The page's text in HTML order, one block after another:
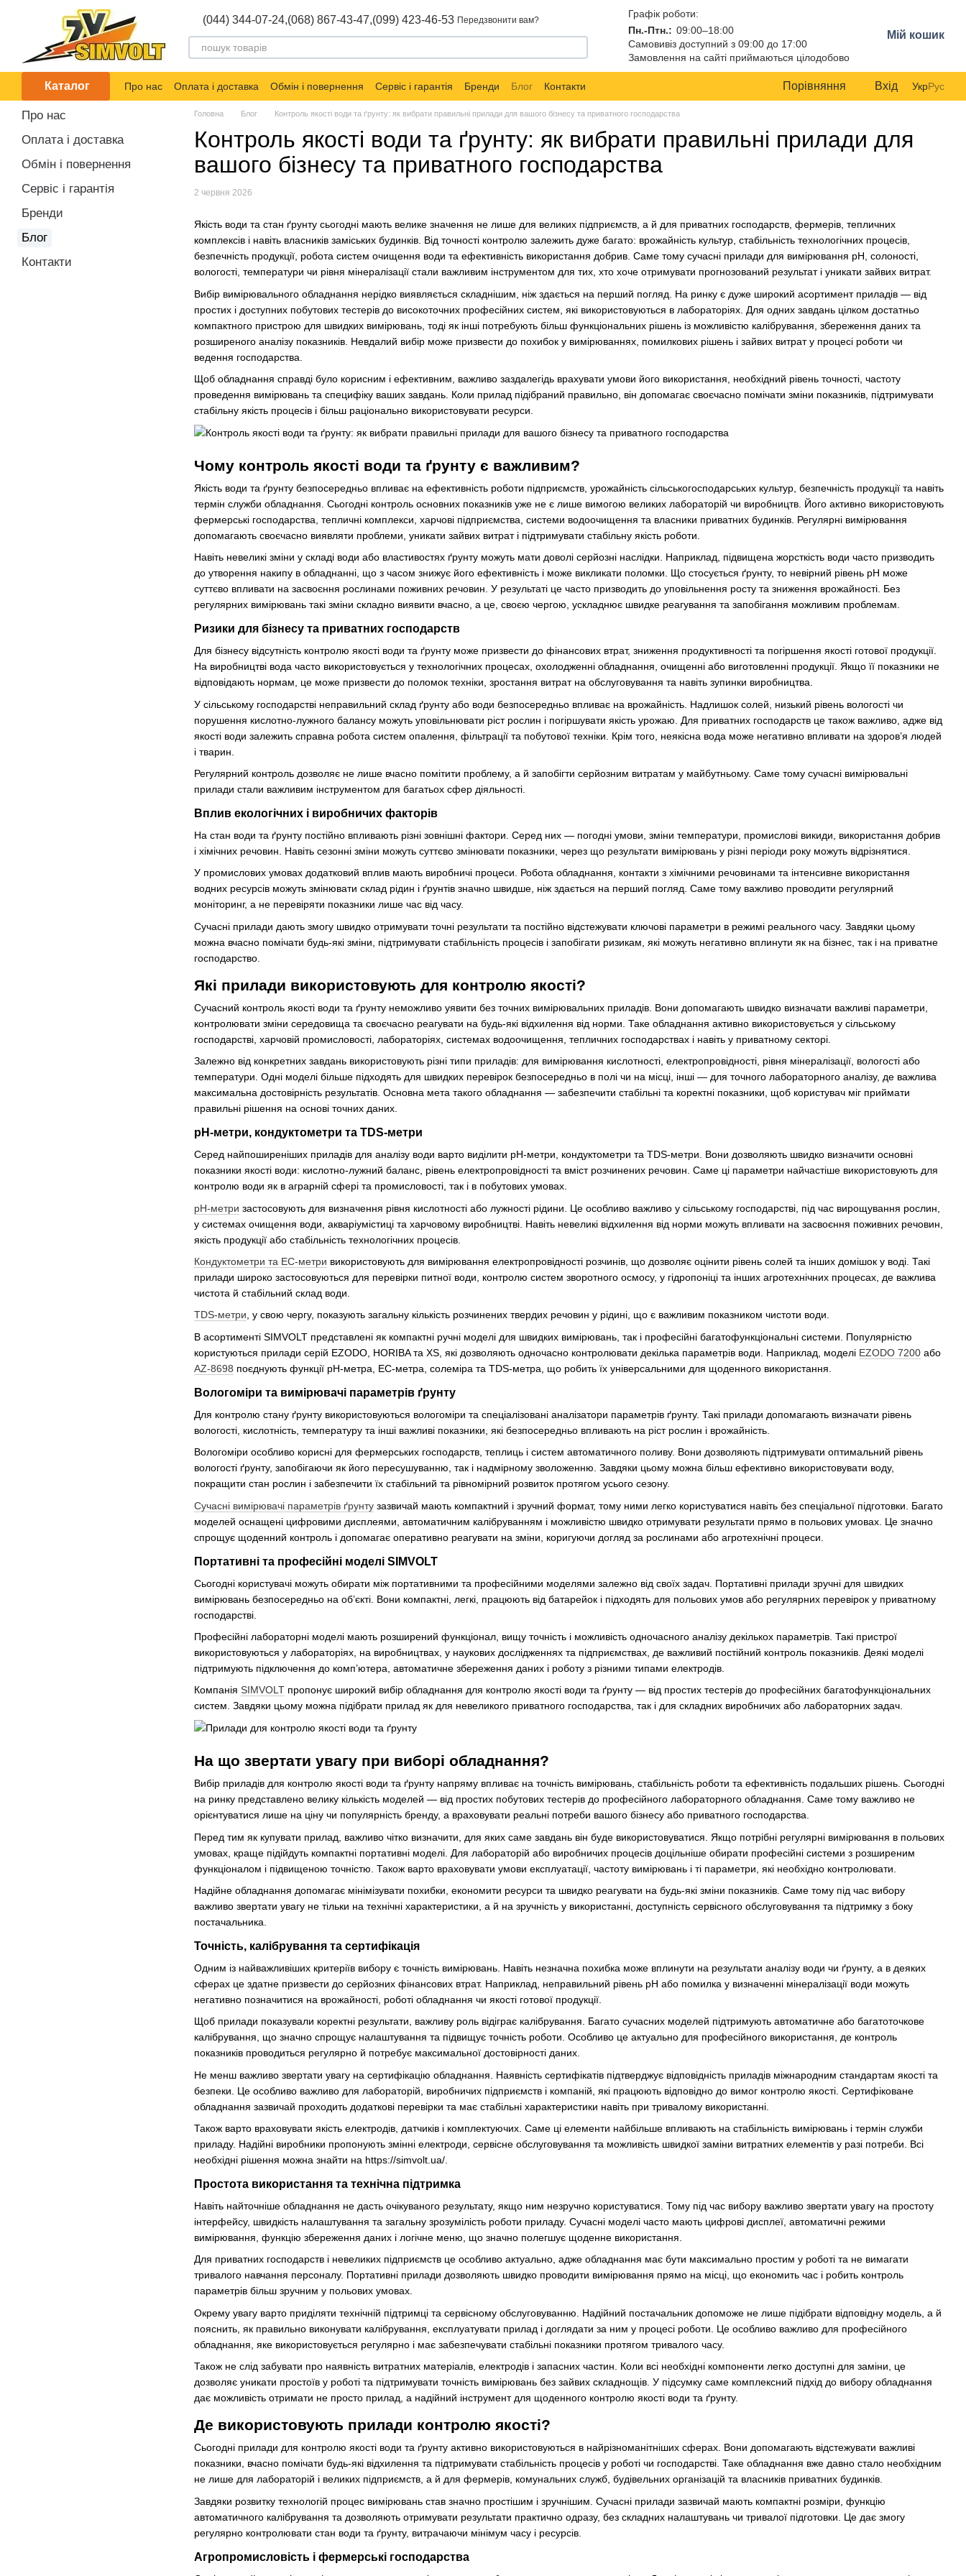
Перейти до основного контенту
(044) 344-07-24,(068) 867-43-47,(099) 423-46-53 Передзвонити вам?
Графік роботи:
Пн.-Птн.: 09:00–18:00
Самовивіз доступний з 09:00 до 17:00
Замовлення на сайті приймаються цілодобово
Мій кошик
Каталог Про нас Оплата і доставка Обмін і повернення Сервіс і гарантія Бренди Блог Контакти Порівняння Вхід УкрРус
Головна Блог Контроль якості води та ґрунту: як вибрати правильні прилади для вашого бізнесу та приватного господарства
Контроль якості води та ґрунту: як вибрати правильні прилади для
вашого бізнесу та приватного господарства
2 червня 2026
Якість води та стан ґрунту сьогодні мають велике значення не лише для великих підприємств, а й для приватних господарств, фермерів, тепличних
комплексів і навіть власників заміських будинків. Від точності контролю залежить дуже багато: врожайність культур, стабільність технологічних процесів,
безпечність продукції, робота систем очищення води та ефективність використання добрив. Саме тому сучасні прилади для вимірювання pH, солоності,
вологості, температури чи рівня мінералізації стали важливим інструментом для тих, хто хоче отримувати прогнозований результат і уникати зайвих витрат.
Вибір вимірювального обладнання нерідко виявляється складнішим, ніж здається на перший погляд. На ринку є дуже широкий асортимент приладів — від
простих і доступних побутових тестерів до високоточних професійних систем, які використовуються в лабораторіях. Для одних завдань цілком достатньо
компактного пристрою для швидких вимірювань, тоді як інші потребують більш функціональних рішень із можливістю калібрування, збереження даних та
розширеного аналізу показників. Невдалий вибір може призвести до похибок у вимірюваннях, помилкових рішень і зайвих витрат у процесі роботи чи
ведення господарства.
Щоб обладнання справді було корисним і ефективним, важливо заздалегідь врахувати умови його використання, необхідний рівень точності, частоту
проведення вимірювань та специфіку ваших завдань. Коли прилад підібраний правильно, він допомагає своєчасно помічати зміни показників, підтримувати
стабільну якість процесів і більш раціонально використовувати ресурси.
Чому контроль якості води та ґрунту є важливим?
Якість води та ґрунту безпосередньо впливає на ефективність роботи підприємств, урожайність сільськогосподарських культур, безпечність продукції та навіть
термін служби обладнання. Сьогодні контроль основних показників уже не є лише вимогою великих лабораторій чи виробництв. Його активно використовують
фермерські господарства, тепличні комплекси, харчові підприємства, системи водоочищення та власники приватних будинків. Регулярні вимірювання
допомагають своєчасно виявляти проблеми, уникати зайвих витрат і підтримувати стабільну якість роботи.
Навіть невеликі зміни у складі води або властивостях ґрунту можуть мати доволі серйозні наслідки. Наприклад, підвищена жорсткість води часто призводить
до утворення накипу в обладнанні, що з часом знижує його ефективність і може викликати поломки. Що стосується ґрунту, то невірний рівень pH може
суттєво впливати на засвоєння рослинами поживних речовин. У результаті це часто призводить до уповільнення росту та зниження врожайності. Без
регулярних вимірювань такі зміни складно виявити вчасно, а це, своєю чергою, ускладнює швидке реагування та запобігання можливим проблемам.
Ризики для бізнесу та приватних господарств
Для бізнесу відсутність контролю якості води та ґрунту може призвести до фінансових втрат, зниження продуктивності та погіршення якості готової продукції.
На виробництві вода часто використовується у технологічних процесах, охолодженні обладнання, очищенні або виготовленні продукції. Якщо її показники не
відповідають нормам, це може призвести до поломок техніки, зростання витрат на обслуговування та навіть зупинки виробництва.
У сільському господарстві неправильний склад ґрунту або води безпосередньо впливає на врожайність. Надлишок солей, низький рівень вологості чи
порушення кислотно-лужного балансу можуть уповільнювати ріст рослин і погіршувати якість урожаю. Для приватних господарств це також важливо, адже від
якості води залежить справна робота систем опалення, фільтрації та побутової техніки. Крім того, неякісна вода може негативно впливати на здоров’я людей
і тварин.
Регулярний контроль дозволяє не лише вчасно помітити проблему, а й запобігти серйозним витратам у майбутньому. Саме тому сучасні вимірювальні
прилади стали важливим інструментом для багатьох сфер діяльності.
Вплив екологічних і виробничих факторів
На стан води та ґрунту постійно впливають різні зовнішні фактори. Серед них — погодні умови, зміни температури, промислові викиди, використання добрив
і хімічних речовин. Навіть сезонні зміни можуть суттєво змінювати показники, через що результати вимірювань у різні періоди року можуть відрізнятися.
У промислових умовах додатковий вплив мають виробничі процеси. Робота обладнання, контакти з хімічними речовинами та інтенсивне використання
водних ресурсів можуть змінювати склад рідин і ґрунтів значно швидше, ніж здається на перший погляд. Саме тому важливо проводити регулярний
моніторинг, а не перевіряти показники лише час від часу.
Сучасні прилади дають змогу швидко отримувати точні результати та постійно відстежувати ключові параметри в режимі реального часу. Завдяки цьому
можна вчасно помічати будь-які зміни, підтримувати стабільність процесів і запобігати ризикам, які можуть негативно вплинути як на бізнес, так і на приватне
господарство.
Які прилади використовують для контролю якості?
Сучасний контроль якості води та ґрунту неможливо уявити без точних вимірювальних приладів. Вони допомагають швидко визначати важливі параметри,
контролювати зміни середовища та своєчасно реагувати на будь-які відхилення від норми. Таке обладнання активно використовується у сільському
господарстві, харчовій промисловості, лабораторіях, системах водоочищення, тепличних господарствах і навіть у приватному секторі.
Залежно від конкретних завдань використовують різні типи приладів: для вимірювання кислотності, електропровідності, рівня мінералізації, вологості або
температури. Одні моделі більше підходять для швидких перевірок безпосередньо в полі чи на місці, інші — для точного лабораторного аналізу, де важлива
максимальна достовірність результатів. Основна мета такого обладнання — забезпечити стабільні та коректні показники, щоб користувач міг приймати
правильні рішення на основі точних даних.
pH-метри, кондуктометри та TDS-метри
Серед найпоширеніших приладів для аналізу води варто виділити pH-метри, кондуктометри та TDS-метри. Вони дозволяють швидко визначити основні
показники якості води: кислотно-лужний баланс, рівень електропровідності та вміст розчинених речовин. Саме ці параметри найчастіше використовують для
контролю води як в аграрній сфері та промисловості, так і в побутових умовах.
pH-метри застосовують для визначення рівня кислотності або лужності рідини. Це особливо важливо у сільському господарстві, під час вирощування рослин,
у системах очищення води, акваріумістиці та харчовому виробництві. Навіть невеликі відхилення від норми можуть впливати на засвоєння поживних речовин,
якість продукції або стабільність технологічних процесів.
Кондуктометри та EC-метри використовують для вимірювання електропровідності розчинів, що дозволяє оцінити рівень солей та інших домішок у воді. Такі
прилади широко застосовуються для перевірки питної води, контролю систем зворотного осмосу, у гідропоніці та інших агротехнічних процесах, де важлива
чистота й стабільний склад води.
TDS-метри, у свою чергу, показують загальну кількість розчинених твердих речовин у рідині, що є важливим показником чистоти води.
В асортименті SIMVOLT представлені як компактні ручні моделі для швидких вимірювань, так і професійні багатофункціональні системи. Популярністю
користуються прилади серій EZODO, HORIBA та XS, які дозволяють одночасно контролювати декілька параметрів води. Наприклад, моделі EZODO 7200 або
AZ-8698 поєднують функції pH-метра, EC-метра, солеміра та TDS-метра, що робить їх універсальними для щоденного використання.
Вологоміри та вимірювачі параметрів ґрунту
Для контролю стану ґрунту використовуються вологоміри та спеціалізовані аналізатори параметрів ґрунту. Такі прилади допомагають визначати рівень
вологості, кислотність, температуру та інші важливі показники, які безпосередньо впливають на ріст рослин і врожайність.
Вологоміри особливо корисні для фермерських господарств, теплиць і систем автоматичного поливу. Вони дозволяють підтримувати оптимальний рівень
вологості ґрунту, запобігаючи як його пересушуванню, так і надмірному зволоженню. Завдяки цьому можна більш ефективно використовувати воду,
покращити стан рослин і забезпечити їх стабільний та рівномірний розвиток протягом усього сезону.
Сучасні вимірювачі параметрів ґрунту зазвичай мають компактний і зручний формат, тому ними легко користуватися навіть без спеціальної підготовки. Багато
моделей оснащені цифровими дисплеями, автоматичним калібруванням і можливістю швидко отримувати результати прямо в польових умовах. Це значно
спрощує щоденний контроль і допомагає оперативно реагувати на зміни, коригуючи догляд за рослинами або агротехнічні процеси.
Портативні та професійні моделі SIMVOLT
Сьогодні користувачі можуть обирати між портативними та професійними моделями залежно від своїх задач. Портативні прилади зручні для швидких
вимірювань безпосередньо на об’єкті. Вони компактні, легкі, працюють від батарейок і підходять для польових умов або регулярних перевірок у приватному
господарстві.
Професійні лабораторні моделі мають розширений функціонал, вищу точність і можливість одночасного аналізу декількох параметрів. Такі пристрої
використовуються у лабораторіях, на виробництвах, у наукових дослідженнях та підприємствах, де важливий постійний контроль показників. Деякі моделі
підтримують підключення до комп’ютера, автоматичне збереження даних і роботу з різними типами електродів.
Компанія SIMVOLT пропонує широкий вибір обладнання для контролю якості води та ґрунту — від простих тестерів до професійних багатофункціональних
систем. Завдяки цьому можна підібрати прилад як для невеликого приватного господарства, так і для складних виробничих або лабораторних задач.
На що звертати увагу при виборі обладнання?
Вибір приладів для контролю якості води та ґрунту напряму впливає на точність вимірювань, стабільність роботи та ефективність подальших рішень. Сьогодні
на ринку представлено велику кількість моделей — від простих побутових тестерів до професійного лабораторного обладнання. Саме тому важливо не
орієнтуватися лише на ціну чи популярність бренду, а враховувати реальні потреби вашого бізнесу або приватного господарства.
Перед тим як купувати прилад, важливо чітко визначити, для яких саме завдань він буде використовуватися. Якщо потрібні регулярні вимірювання в польових
умовах, краще підійдуть компактні портативні моделі. Для лабораторій або виробничих процесів доцільніше обирати професійні системи з розширеним
функціоналом і підвищеною точністю. Також варто враховувати умови експлуатації, частоту вимірювань і ті параметри, які необхідно контролювати.
Надійне обладнання допомагає мінімізувати похибки, економити ресурси та швидко реагувати на будь-які зміни показників. Саме тому під час вибору
важливо звертати увагу не тільки на технічні характеристики, а й на зручність у використанні, доступність сервісного обслуговування та підтримку з боку
постачальника.
Точність, калібрування та сертифікація
Одним із найважливіших критеріїв вибору є точність вимірювань. Навіть незначна похибка може вплинути на результати аналізу води чи ґрунту, а в деяких
сферах це здатне призвести до серйозних фінансових втрат. Наприклад, неправильний рівень pH або помилка у визначенні мінералізації води можуть
негативно позначитися на врожайності, роботі обладнання чи якості готової продукції.
Щоб прилади показували коректні результати, важливу роль відіграє калібрування. Багато сучасних моделей підтримують автоматичне або багатоточкове
калібрування, що значно спрощує налаштування та підвищує точність роботи. Особливо це актуально для професійного використання, де контроль
показників проводиться регулярно й потребує максимальної достовірності даних.
Не менш важливо звертати увагу на сертифікацію обладнання. Наявність сертифікатів підтверджує відповідність приладів міжнародним стандартам якості та
безпеки. Це особливо важливо для лабораторій, виробничих підприємств і компаній, які працюють відповідно до вимог контролю якості. Сертифіковане
обладнання зазвичай проходить додаткові перевірки та має стабільні характеристики навіть при тривалому використанні.
Також варто враховувати якість електродів, датчиків і комплектуючих. Саме ці елементи найбільше впливають на стабільність вимірювань і термін служби
приладу. Надійні виробники пропонують змінні електроди, сервісне обслуговування та можливість швидкої заміни витратних елементів у разі потреби. Всі
необхідні рішення можна знайти на https://simvolt.ua/.
Простота використання та технічна підтримка
Навіть найточніше обладнання не дасть очікуваного результату, якщо ним незручно користуватися. Тому під час вибору важливо звертати увагу на простоту
інтерфейсу, швидкість налаштування та загальну зрозумілість роботи приладу. Сучасні моделі часто мають цифрові дисплеї, автоматичні режими
вимірювання, функцію збереження даних і логічне меню, що значно полегшує щоденне використання.
Для приватних господарств і невеликих підприємств це особливо актуально, адже обладнання має бути максимально простим у роботі та не вимагати
тривалого навчання персоналу. Портативні прилади дозволяють швидко проводити вимірювання прямо на місці, що економить час і робить контроль
параметрів більш зручним у польових умовах.
Окрему увагу варто приділяти технічній підтримці та сервісному обслуговуванню. Надійний постачальник допоможе не лише підібрати відповідну модель, а й
пояснить, як правильно виконувати калібрування, експлуатувати прилад і доглядати за ним у процесі роботи. Це особливо важливо для професійного
обладнання, яке використовується регулярно і має забезпечувати стабільні показники протягом тривалого часу.
Також не слід забувати про наявність витратних матеріалів, електродів і запасних частин. Коли всі необхідні компоненти легко доступні для заміни, це
дозволяє уникати простоїв у роботі та підтримувати точність вимірювань без зайвих складнощів. У підсумку саме комплексний підхід до вибору обладнання
дає можливість отримати не просто прилад, а надійний інструмент для щоденного контролю якості води та ґрунту.
Де використовують прилади контролю якості?
Сьогодні прилади для контролю якості води та ґрунту активно використовуються в найрізноманітніших сферах. Вони допомагають відстежувати важливі
показники, вчасно помічати будь-які відхилення та підтримувати стабільність процесів у роботі чи господарстві. Таке обладнання вже давно стало необхідним
не лише для лабораторій і великих підприємств, а й для фермерів, комунальних служб, будівельних організацій та власників приватних будинків.
Завдяки розвитку технологій процес вимірювань став значно простішим і зручнішим. Сучасні прилади зазвичай мають компактні розміри, функцію
автоматичного калібрування та дозволяють отримувати результати практично одразу, без складних налаштувань чи тривалої підготовки. Це дає змогу
регулярно контролювати стан води та ґрунту, витрачаючи мінімум часу і ресурсів.
Агропромисловість і фермерські господарства
Про нас
Оплата і доставка
Обмін і повернення
Сервіс і гарантія
Бренди
Блог
Контакти